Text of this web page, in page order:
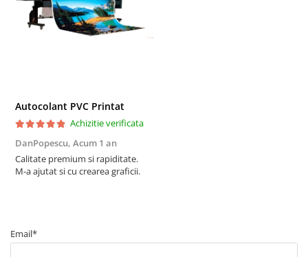
Autocolant PVC Printat
Achizitie verificata
DanPopescu, Acum 1 an
Calitate premium si rapiditate.
M-a ajutat si cu crearea graficii.
Email*